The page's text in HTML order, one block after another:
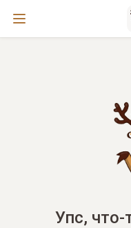
Упс,